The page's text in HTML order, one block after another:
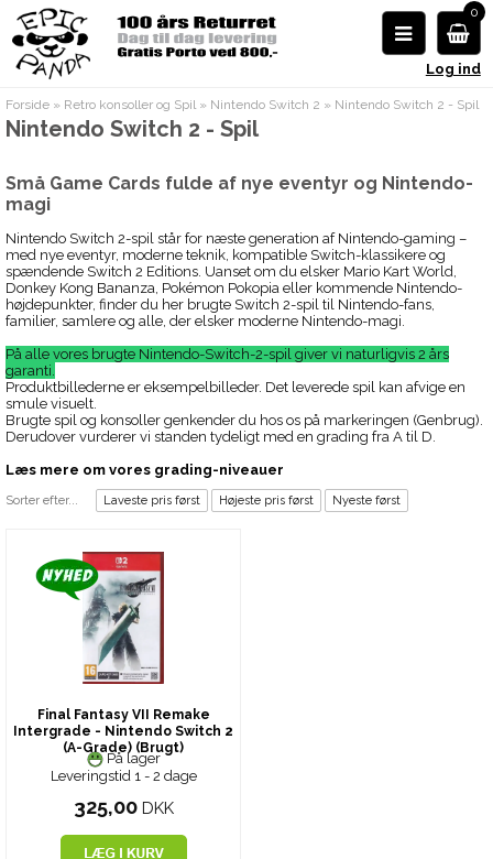
0
Log ind
Forside » Retro konsoller og Spil» Nintendo Switch 2 » Nintendo Switch 2 - Spil
Nintendo Switch 2 - Spil
Små Game Cards fulde af nye eventyr og Nintendo-
magi
Nintendo Switch 2-spil står for næste generation af Nintendo-gaming –
med nye eventyr, moderne teknik, kompatible Switch-klassikere og
spændende Switch 2 Editions. Uanset om du elsker Mario Kart World,
Donkey Kong Bananza, Pokémon Pokopia eller kommende Nintendo-
højdepunkter, finder du her brugte Switch 2-spil til Nintendo-fans,
familier, samlere og alle, der elsker moderne Nintendo-magi.
På alle vores brugte Nintendo-Switch-2-spil giver vi naturligvis 2 års
garanti.
Produktbillederne er eksempelbilleder. Det leverede spil kan afvige en
smule visuelt.
Brugte spil og konsoller genkender du hos os på markeringen (Genbrug).
Derudover vurderer vi standen tydeligt med en grading fra A til D.
Læs mere om vores grading-niveauer
Sorter efter... Laveste pris først Højeste pris først Nyeste først
Final Fantasy VII Remake
Intergrade - Nintendo Switch 2
(A-Grade) (Brugt)
På lager
Leveringstid 1 - 2 dage
325,00 DKK